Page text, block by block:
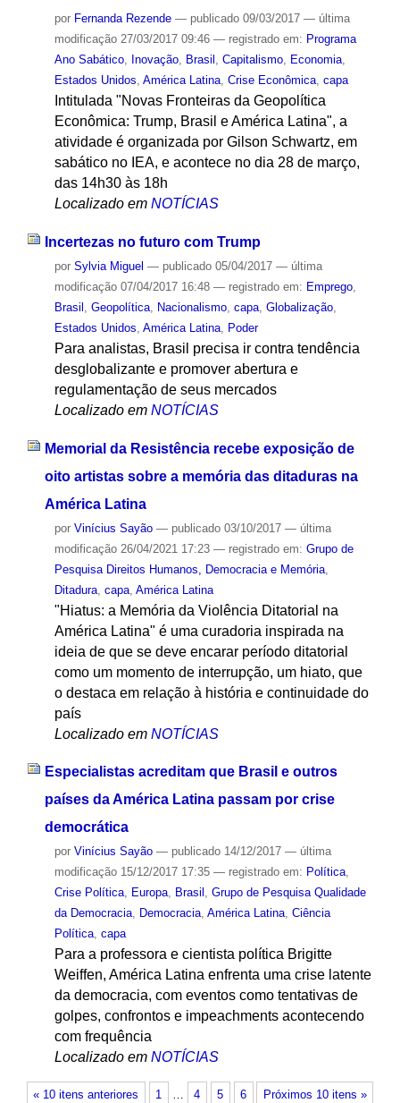
por Fernanda Rezende — publicado09/03/2017 — última
modificação27/03/2017 09:46 — registrado em: Programa
Ano Sabático, Inovação, Brasil , Capitalismo, Economia,
Estados Unidos, América Latina, Crise Econômica, capa
Intitulada "Novas Fronteiras da Geopolítica
Econômica: Trump, Brasil e América Latina", a
atividade é organizada por Gilson Schwartz, em
sabático no IEA, e acontece no dia 28 de março,
das 14h30 às 18h
Localizado em NOTÍCIAS
Incertezas no futuro com Trump
por Sylvia Miguel — publicado05/04/2017 — última
modificação07/04/2017 16:48 — registrado em: Emprego,
Brasil
Geopolítica, Nacionalismo, capa, Globalização,
Estados Unidos América Latina, Poder
Para analistas, Brasil precisa ir contra tendência
desglobalizante e promover abertura e
regulamentação de seus mercados
Localizado em NOTÍCIAS
Memorial da Resistência recebe exposição de
oito artistas sobre a memória das ditaduras na
América Latina
por Vinícius Sayão — publicado03/10/2017 — última
modificação26/04/2021 17:23 — registrado em: Grupo de
Pesquisa Direitos Humanos, Democracia e Memória,
Ditadura, capa, América Latina
"Hiatus: a Memória da Violência Ditatorial na
América Latina" é uma curadoria inspirada na
ideia de que se deve encarar período ditatorial
como um momento de interrupção, um hiato, que
o destaca em relação à história e continuidade do
país
Localizado em NOTÍCIAS
Especialistas acreditam que Brasil e outros
países da América Latina passam por crise
democrática
por Vinícius Sayão — publicado14/12/2017 — última
modificação15/12/2017 17:35 — registrado em: Política,
Crise Política, Europa, Brasil , Grupo de Pesquisa Qualidade
da Democracia, Democracia, América Latina, Ciência
Política, capa
Para a professora e cientista política Brigitte
Weiffen, América Latina enfrenta uma crise latente
da democracia, com eventos como tentativas de
golpes, confrontos e impeachments acontecendo
com frequência
Localizado em NOTÍCIAS
« 10 itens anteriores Próximos 10 itens »
1 … 4 5 6